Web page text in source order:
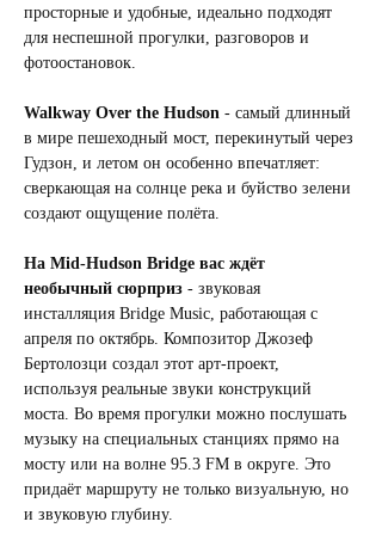
просторные и удобные, идеально подходят
для неспешной прогулки, разговоров и
фотоостановок.
Walkway Over the Hudson - самый длинный
в мире пешеходный мост, перекинутый через
Гудзон, и летом он особенно впечатляет:
сверкающая на солнце река и буйство зелени
создают ощущение полёта.
На Mid-Hudson Bridge вас ждёт
необычный сюрприз - звуковая
инсталляция Bridge Music, работающая с
апреля по октябрь. Композитор Джозеф
Бертолозци создал этот арт-проект,
используя реальные звуки конструкций
моста. Во время прогулки можно послушать
музыку на специальных станциях прямо на
мосту или на волне 95.3 FM в округе. Это
придаёт маршруту не только визуальную, но
и звуковую глубину.